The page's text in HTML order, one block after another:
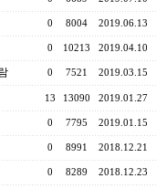
0 8004 2019.06.13
0 10213 2019.04.10
0 7521 2019.03.15
13 13090 2019.01.27
0 7795 2019.01.15
0 8991 2018.12.21
0 8289 2018.12.23